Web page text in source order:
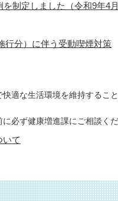
制定しました（令和9年4月
行分）に伴う受動喫煙対策
適な生活環境を維持するこ
必ず健康増進課にご相談くだ
いて